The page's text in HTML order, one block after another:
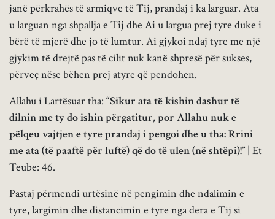
janë përkrahës të armiqve të Tij, prandaj i ka larguar. Ata
u larguan nga shpallja e Tij dhe Ai u largua prej tyre duke i
bërë të mjerë dhe jo të lumtur. Ai gjykoi ndaj tyre me një
gjykim të drejtë pas të cilit nuk kanë shpresë për sukses,
përveç nëse bëhen prej atyre që pendohen.
Allahu i Lartësuar tha: “Sikur ata të kishin dashur të
dilnin me ty do ishin përgatitur, por Allahu nuk e
pëlqeu vajtjen e tyre prandaj i pengoi dhe u tha: Rrini
me ata (të paaftë për luftë) që do të ulen (në shtëpi)!” | Et
Teube: 46.
Pastaj përmendi urtësinë në pengimin dhe ndalimin e
tyre, largimin dhe distancimin e tyre nga dera e Tij si